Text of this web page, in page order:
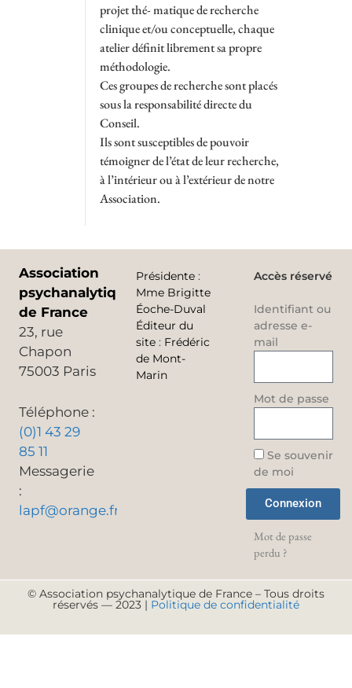
projet thé- matique de recherche
clinique et/ou conceptuelle, chaque
atelier définit librement sa propre
méthodologie.
Ces groupes de recherche sont placés
sous la responsabilité directe du
Conseil.
Ils sont susceptibles de pouvoir
témoigner de l’état de leur recherche,
à l’intérieur ou à l’extérieur de notre
Association.
Association
psychanalytique
de France
23, rue
Chapon
75003 Paris
Téléphone :
(0)1 43 29
85 11
Messagerie
:
lapf@orange.fr
Présidente :
Mme Brigitte
Éoche-Duval
Éditeur du
site : Frédéric
de Mont-
Marin
Accès réservé
Identifiant ou
adresse e-
mail
Mot de passe
Se souvenir
de moi
Connexion
Mot de passe
perdu ?
© Association psychanalytique de France – Tous droits
réservés — 2023 | Politique de confidentialité